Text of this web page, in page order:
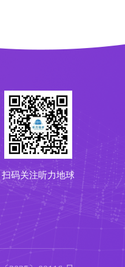
扫码关注听力地球